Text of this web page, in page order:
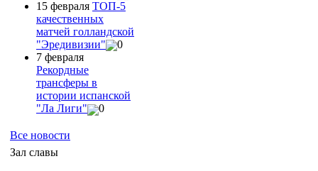
15 февраля ТОП-5
качественных
матчей голландской
"Эредивизии"
0
7 февраля
Рекордные
трансферы в
истории испанской
"Ла Лиги"
0
Все новости
Зал славы